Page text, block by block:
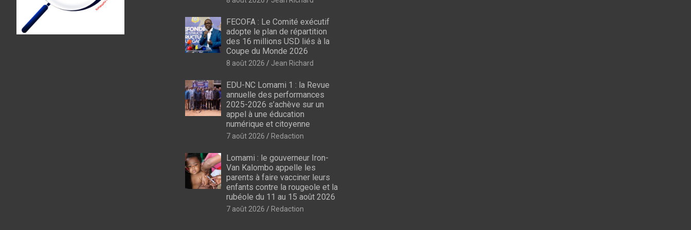
FECOFA : Le Comité exécutif
adopte le plan de répartition
des 16 millions USD liés à la
Coupe du Monde 2026
8 août 2026 Jean Richard
EDU-NC Lomami 1 : la Revue
annuelle des performances
2025-2026 s’achève sur un
appel à une éducation
numérique et citoyenne
7 août 2026 Redaction
Lomami : le gouverneur Iron-
Van Kalombo appelle les
parents à faire vacciner leurs
enfants contre la rougeole et la
rubéole du 11 au 15 août 2026
7 août 2026 Redaction